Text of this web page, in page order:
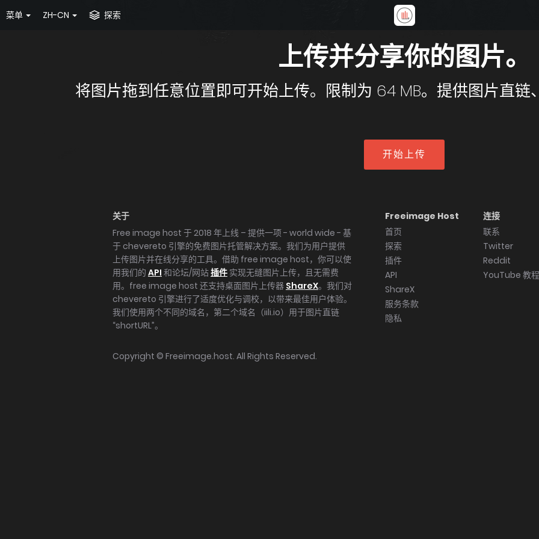
菜单 ZH-CN 探索
上传并分享你的图片。
将图片拖到任意位置即可开始上传。限制为 64 MB。提供图片直链
开始上传
关于
Free image host 于 2018 年上线 – 提供一项 - world wide - 基
于 chevereto 引擎的免费图片托管解决方案。我们为用户提供
上传图片并在线分享的工具。借助 free image host，你可以使
用我们的 API 和论坛/网站插件 实现无缝图片上传，且无需费
用。free image host 还支持桌面图片上传器 ShareX。我们对
chevereto 引擎进行了适度优化与调校，以带来最佳用户体验。
我们使用两个不同的域名，第二个域名（iili.io）用于图片直链
“shortURL”。
Freeimage Host
首页
探索
插件
API
ShareX
服务条款
隐私
连接
联系
Twitter
Reddit
YouTube 教程
Copyright © Freeimage.host. All Rights Reserved.